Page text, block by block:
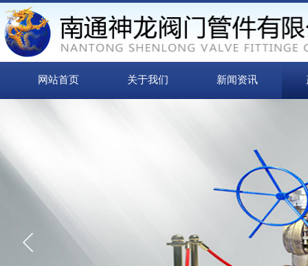
网站首页 关于我们 新闻资讯
“
信誉来源于质量